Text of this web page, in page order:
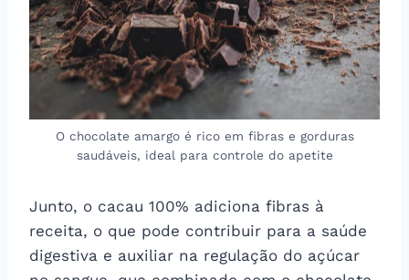
O chocolate amargo é rico em fibras e gorduras
saudáveis, ideal para controle do apetite
Junto, o cacau 100% adiciona fibras à
receita, o que pode contribuir para a saúde
digestiva e auxiliar na regulação do açúcar